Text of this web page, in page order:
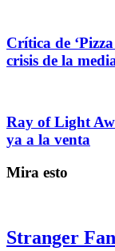
Crítica de
crisis de la
Ray of Light
ya a la venta
Mira esto
Stranger